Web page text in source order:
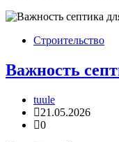
Строительство
Важность
tuule
21.05.2026
0